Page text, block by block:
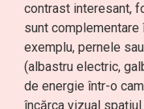
contrast interesant,
sunt
exemplu, pernele
(albastru electric,
de energie într-o
încărca vizual spațiul.